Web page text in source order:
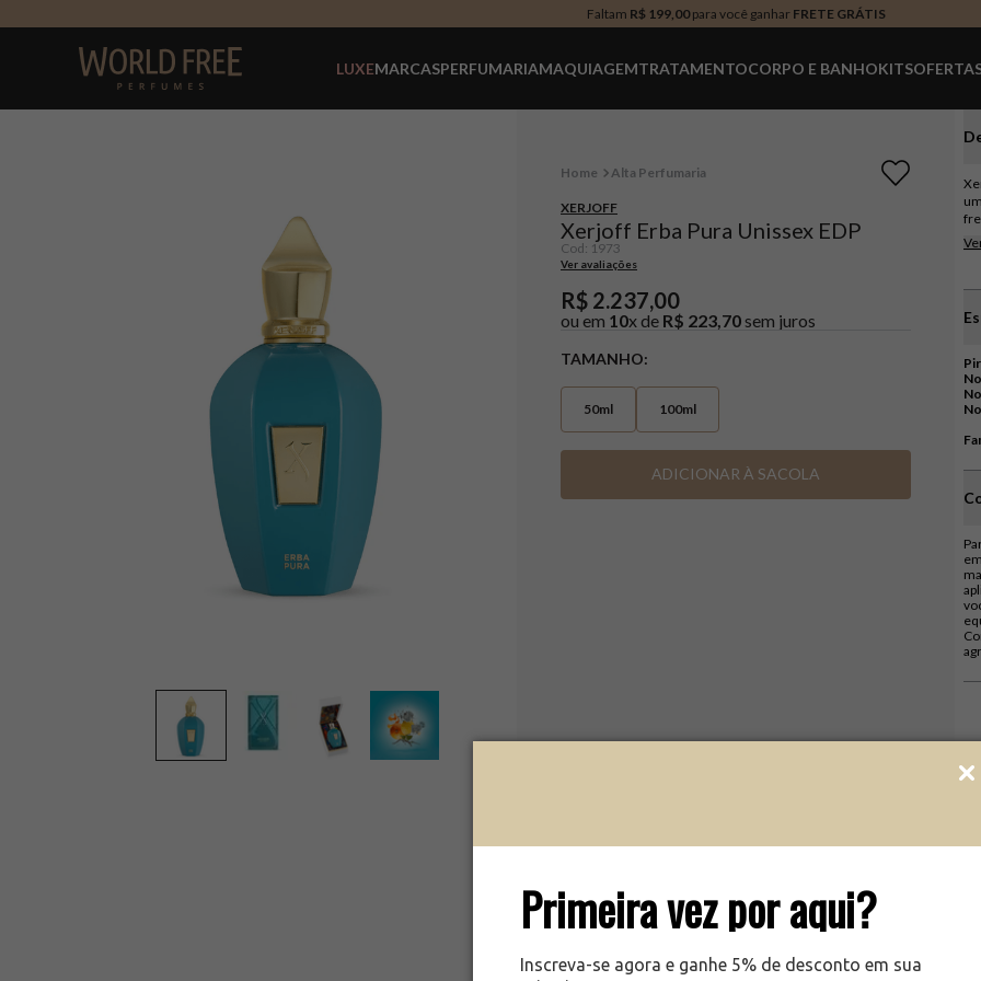
Primeira vez por aqui?
Inscreva-se agora e ganhe 5% de desconto em sua
Faltam R$ 199,00para você ganhar FRETE GRÁTIS
LUXEMARCASPERFUMARIAMAQUIAGEMTRATAMENTOCORPO E BANHOKITS
Alta Perfumaria
XERJOFF
Xerjoff Erba Pura Unissex EDP
Cod: 1973
Ver avaliações
R$ 2.237,00
ou em 10x de R$ 223,70 sem juros
TAMANHO
50ml 100ml
ADICIONAR À SACOLA
a